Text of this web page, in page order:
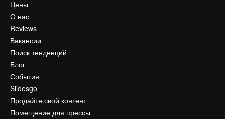
Цены
О нас
Reviews
Вакансии
Поиск тенденций
Блог
События
Slidesgo
Продайте свой контент
Помещение для прессы